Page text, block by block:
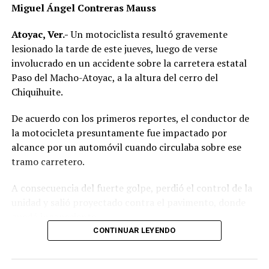
Miguel Ángel Contreras Mauss
Atoyac, Ver.-Un motociclista resultó gravemente
lesionado la tarde de este jueves, luego de verse
involucrado en un accidente sobre la carretera estatal
Paso del Macho-Atoyac, a la altura del cerro del
Chiquihuite.
De acuerdo con los primeros reportes, el conductor de
la motocicleta presuntamente fue impactado por
alcance por un automóvil cuando circulaba sobre ese
tramo carretero.
A consecuencia del fuerte golpe, perdió el control de la
Testigos del accidente solicitaron de inmediato el apoyo
de los cuerpos de emergencia al percatarse de que el
CONTINUAR LEYENDO